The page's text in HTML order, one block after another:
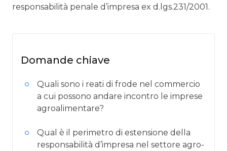
responsabilità penale d’impresa ex d.lgs.231/2001.
Domande chiave
Quali sono i reati di frode nel commercio
a cui possono andare incontro le imprese
agroalimentare?
Qual è il perimetro di estensione della
responsabilità d’impresa nel settore agro-